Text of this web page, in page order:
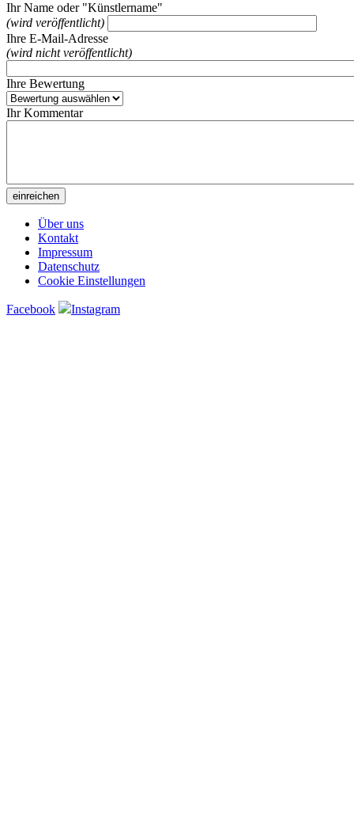
Ihr Name oder "Künstlername"
(wird veröffentlicht)
Ihre E-Mail-Adresse
(wird nicht veröffentlicht)
Ihre Bewertung
Ihr Kommentar
Über uns
Kontakt
Impressum
Datenschutz
Cookie Einstellungen
Facebook Instagram